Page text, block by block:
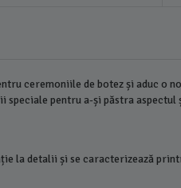
ceremoniile de botez și aduc o
pentru a-și păstra
la detalii și se caracterizează